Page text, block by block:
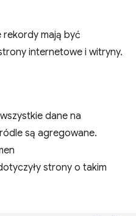
rekordy mają być
internetowe i witryny.
dane na
są agregowane.
strony o takim